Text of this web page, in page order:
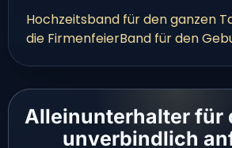
Hochzeitsband für den ganzen
die FirmenfeierBand für den
Alleinunterhalter für
unverbindlich